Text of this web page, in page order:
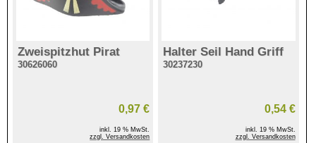
Zweispitzhut Pirat
30626060
0,97 €
inkl. 19 % MwSt.
zzgl. Versandkosten
Halter Seil Hand Griff
30237230
0,54 €
inkl. 19 % MwSt.
zzgl. Versandkosten